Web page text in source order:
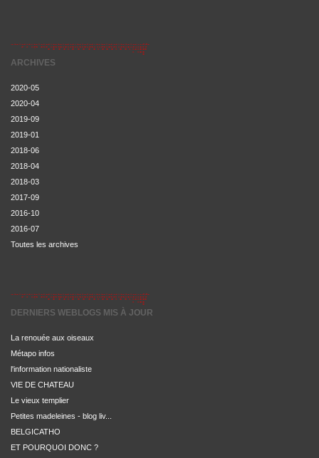
ARCHIVES
2020-05
2020-04
2019-09
2019-01
2018-06
2018-04
2018-03
2017-09
2016-10
2016-07
Toutes les archives
DERNIERS WEBLOGS MIS À JOUR
La renouée aux oiseaux
Métapo infos
l'information nationaliste
VIE DE CHATEAU
Le vieux templier
Petites madeleines - blog liv...
BELGICATHO
ET POURQUOI DONC ?